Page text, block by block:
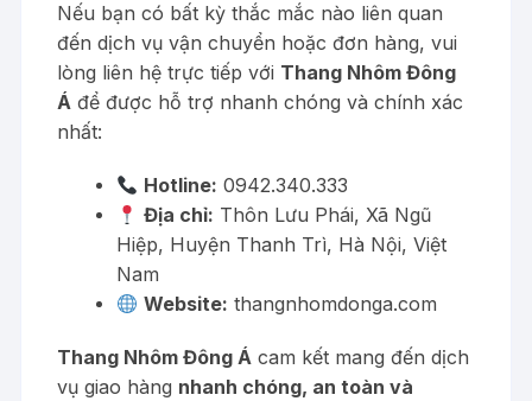
Nếu bạn có bất kỳ thắc mắc nào liên quan
đến dịch vụ vận chuyển hoặc đơn hàng, vui
lòng liên hệ trực tiếp với Thang Nhôm Đông
Á để được hỗ trợ nhanh chóng và chính xác
nhất:
Hotline: 0942.340.333
Địa chỉ: Thôn Lưu Phái, Xã Ngũ
Hiệp, Huyện Thanh Trì, Hà Nội, Việt
Nam
Website: thangnhomdonga.com
Thang Nhôm Đông Á cam kết mang đến dịch
vụ giao hàng nhanh chóng, an toàn và